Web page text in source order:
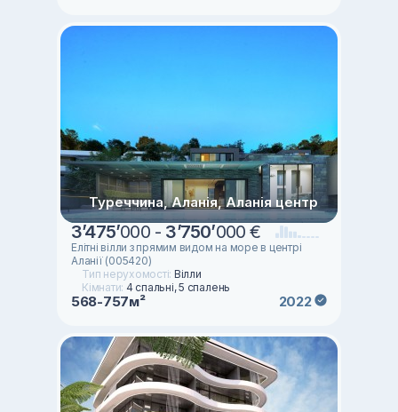
Туреччина, Аланія, Аланія центр
3’475’000 - 3’750’000 €
Елітні вілли з прямим видом на море в центрі
Аланії (005420)
Тип нерухомості: Вілли
Кімнати: 4 спальні, 5 спалень
568-757м² 2022